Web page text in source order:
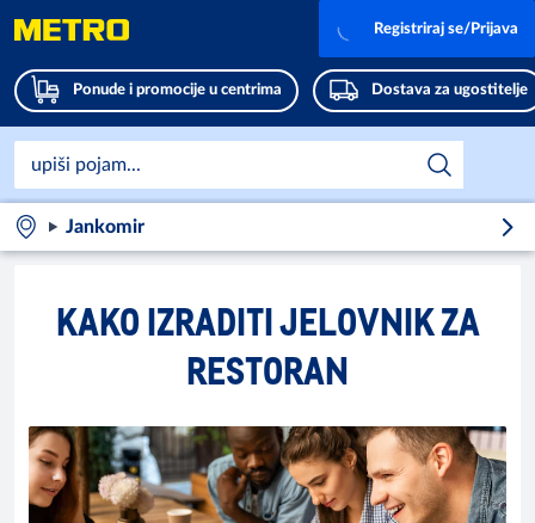
Ponude i promocije u centrima Dostava za ugostitelje
Registriraj se/Prijava
Jankomir
KAKO IZRADITI JELOVNIK ZA
RESTORAN